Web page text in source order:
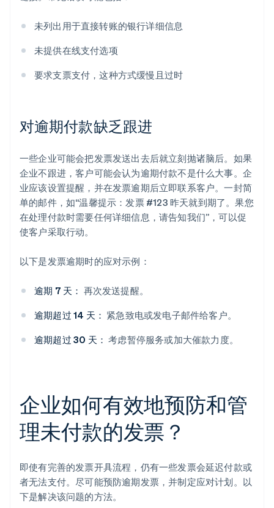
未列出用于直接转账的银行详细信息
未提供在线支付选项
要求支票支付，这种方式缓慢且过时
对逾期付款缺乏跟进
一些企业可能会把发票发送出去后就立刻抛诸脑后。如果
企业不跟进，客户可能会认为逾期付款不是什么大事。企
业应该设置提醒，并在发票逾期后立即联系客户。一封简
单的邮件，如“温馨提示：发票 #123 昨天就到期了。果您
在处理付款时需要任何详细信息，请告知我们”，可以促
使客户采取行动。
以下是发票逾期时的应对示例：
逾期 7 天： 再次发送提醒。
逾期超过 14 天： 紧急致电或发电子邮件给客户。
逾期超过 30 天： 考虑暂停服务或加大催款力度。
企业如何有效地预防和管
理未付款的发票？
即使有完善的发票开具流程，仍有一些发票会延迟付款或
者无法支付。尽可能预防逾期发票，并制定应对计划。以
下是解决该问题的方法。